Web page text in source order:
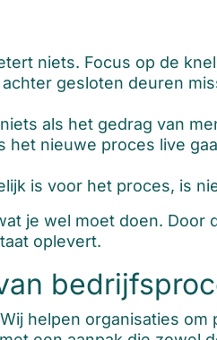
niets. Focus op de
gesloten deuren
als het gedrag van
het nieuwe proces live
is voor het proces, is
je wel moet doen. Door
oplevert.
helpen organisaties